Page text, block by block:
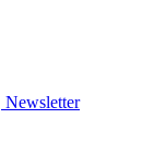
Newsletter